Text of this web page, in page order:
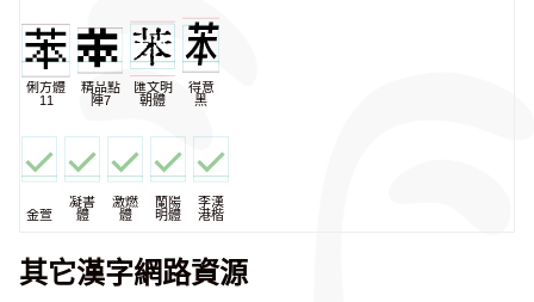
俐方體
11
精品點
陣7
匯文明
朝體
得意
黑
金萱
凝書
體
激燃
體
蘭陽
明體
李漢
港楷
其它漢字網路資源